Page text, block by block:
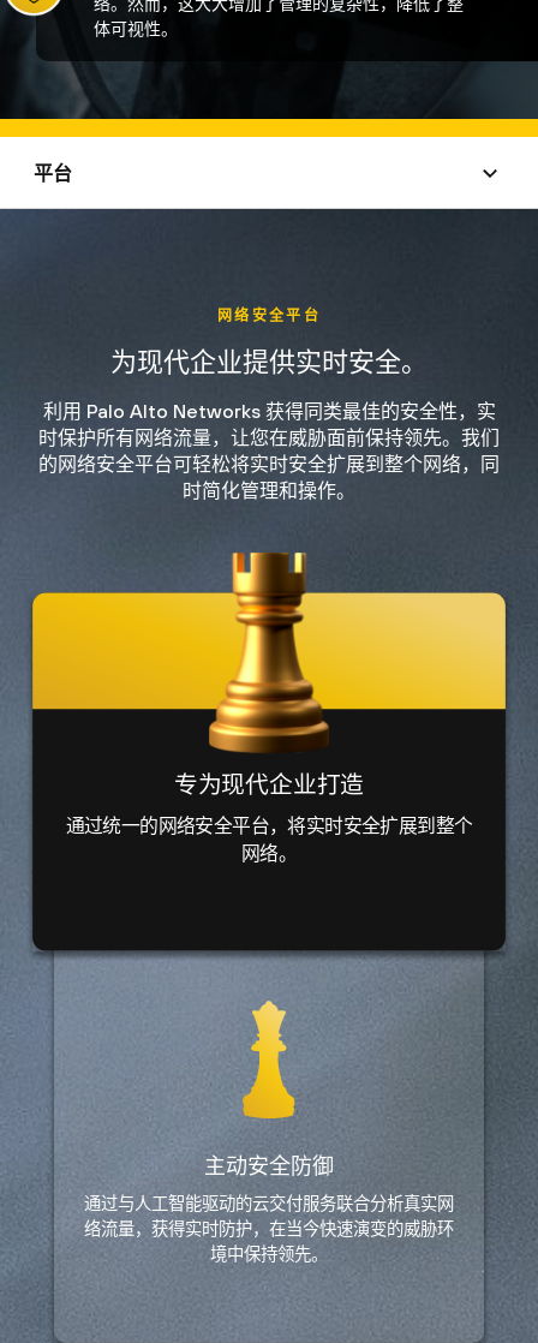
体可视性。
平台
网络安全平台
为现代企业提供实时安全。
利用 Palo Alto Networks 获得同类最佳的安全性，实
时保护所有网络流量，让您在威胁面前保持领先。我们
的网络安全平台可轻松将实时安全扩展到整个网络，同
时简化管理和操作。
专为现代企业打造
通过统一的网络安全平台，将实时安全扩展到整个
网络。
主动安全防御
通过与人工智能驱动的云交付服务联合分析真实网
络流量，获得实时防护，在当今快速演变的威胁环
境中保持领先。